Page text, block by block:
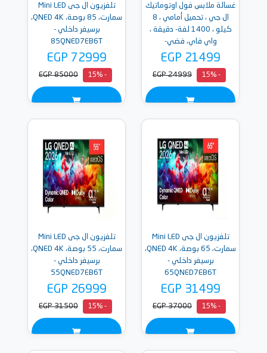
غسالة ملابس فول اوتوماتيك
ال جي ، تحميل أمامي ، 8
كيلو ، 1400 لفة- دقيقة ،
واي فاي، فضي-
F4Y2TYG6P
EGP 21499
- 15%
EGP 24999
تلفزيون ال جى Mini LED
سمارت، 85 بوصة، QNED 4K،
برسيفر داخلي -
85QNED7EB6T
EGP 72999
- 15%
EGP 85000
تلفزيون ال جى Mini LED
سمارت، 65 بوصة، QNED 4K،
برسيفر داخلي -
65QNED7EB6T
EGP 31499
- 15%
EGP 37000
تلفزيون ال جى Mini LED
سمارت، 55 بوصة، QNED 4K،
برسيفر داخلي -
55QNED7EB6T
EGP 26999
- 15%
EGP 31500